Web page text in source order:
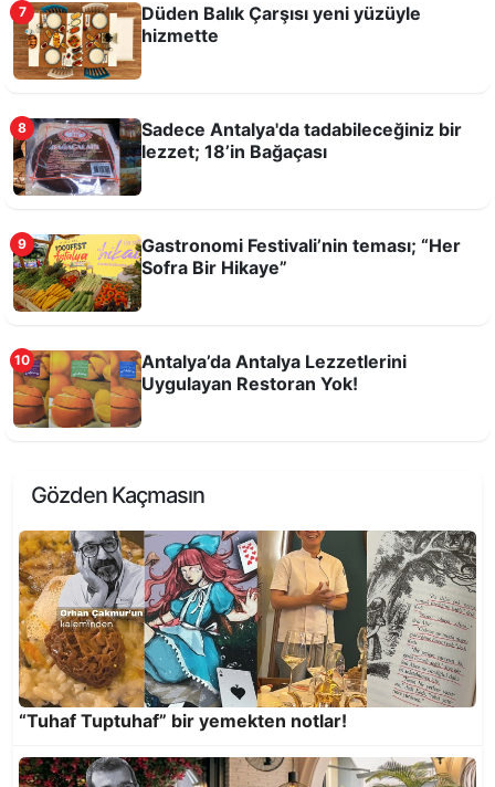
Gastronomi temsilcileri Antalya Lokantası’nda
buluştu
Mermerli Coğrafi İşaretler Cafe Açıldı
Gastronomi Festivali’nin teması; “Her Sofra Bir
Hikaye”
7
Düden Balık Çarşısı yeni yüzüyle
hizmette
8
Sadece Antalya'da tadabileceğiniz bir
lezzet; 18’in Bağaçası
9
Gastronomi Festivali’nin teması; “Her
Sofra Bir Hikaye”
10
Antalya’da Antalya Lezzetlerini
Uygulayan Restoran Yok!
Gözden Kaçmasın
“Tuhaf Tuptuhaf” bir yemekten notlar!